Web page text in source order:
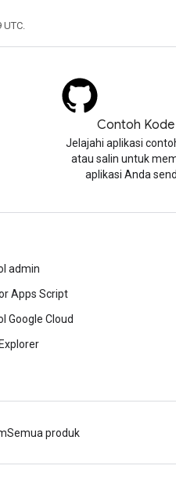
UTC.
Contoh Kode
Jelajahi aplikasi
atau salin untuk
aplikasi Anda
admin
Apps Script
Google Cloud
Semua produk